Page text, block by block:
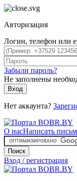
Авторизация
Логин, телефон или
Забыли пароль?
Не заполнены
Вход
Нет аккаунта?
О насНаписать
Поиск
Вход / регистрация